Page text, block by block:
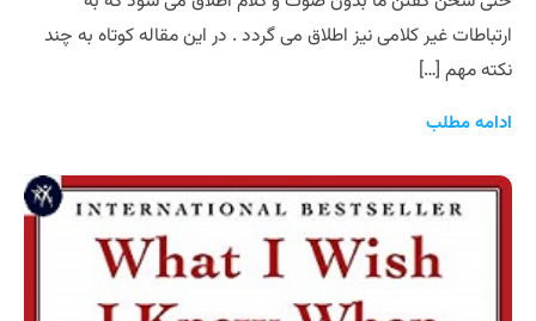
ارتباطات غیر کلامی نیز اطلاق می گردد . در این مقاله کوتاه به چند
نکته مهم […]
ادامه مطلب